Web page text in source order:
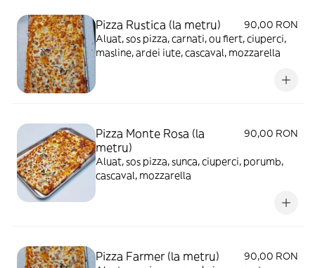
Pizza Rustica (la metru)
90,00 RON
Aluat, sos pizza, carnati, ou fiert, ciuperci,
masline, ardei iute, cascaval, mozzarella
Pizza Monte Rosa (la
metru)
90,00 RON
Aluat, sos pizza, sunca, ciuperci, porumb,
cascaval, mozzarella
Pizza Farmer (la metru)
90,00 RON